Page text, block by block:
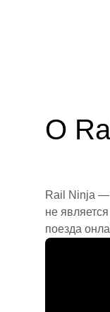
О
Rail Ninja —
не
поезда